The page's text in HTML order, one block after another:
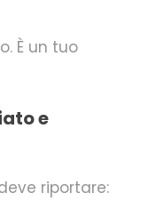
È un tuo
e
riportare: